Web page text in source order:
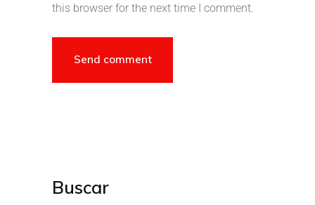
this browser for the next time I comment.
Buscar